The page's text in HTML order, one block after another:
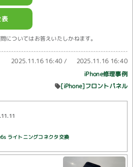
についてはお答えいたしかねます。
2025.11.16 16:40 / 2025.11.16 16:40
iPhone修理事例
[iPhone]フロントパネル
ライトニングコネクタ交換